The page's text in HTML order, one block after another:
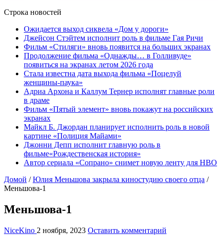
Строка новостей
Ожидается выход сиквела «Дом у дороги»
Джейсон Стэйтем исполнит роль в фильме Гая Ричи
Фильм «Стиляги» вновь появится на больших экранах
Продолжение фильма «Однажды… в Голливуде»
появиться на экранах летом 2026 года
Стала известна дата выхода фильма «Поцелуй
женщины-паука»
Адриа Архона и Каллум Тернер исполнят главные роли
в драме
Фильм «Пятый элемент» вновь покажут на российских
экранах
Майкл Б. Джордан планирует исполнить роль в новой
картине «Полиция Майами»
Джонни Депп исполнит главную роль в
фильме«Рождественская история»
Автор сериала «Сопрано» снимет новую ленту для HBO
Домой / Юлия Меньшова закрыла киностудию своего отца /
Меньшова-1
Меньшова-1
NiceKino 2 ноября, 2023 Оставить комментарий